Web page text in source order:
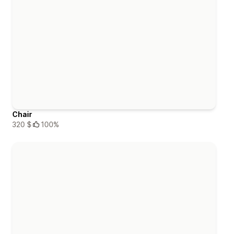
Chair
320 $
100%